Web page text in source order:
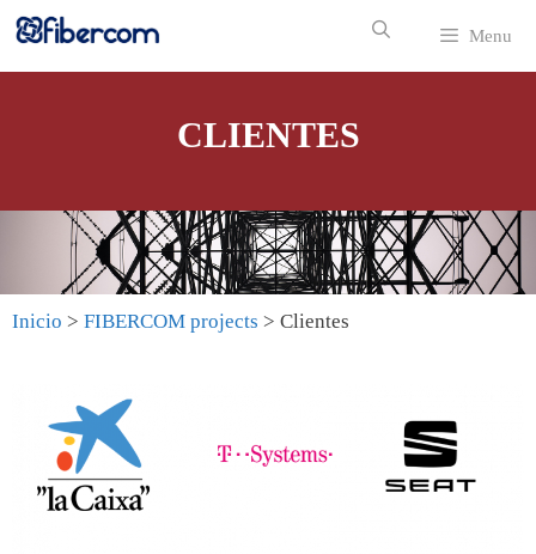
Menu
CLIENTES
Inicio > FIBERCOM projects > Clientes